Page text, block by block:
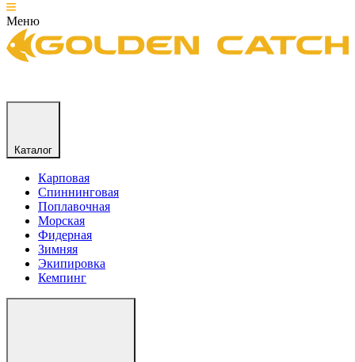
Меню
Каталог
Карповая
Спиннинговая
Поплавочная
Морская
Фидерная
Зимняя
Экипировка
Кемпинг